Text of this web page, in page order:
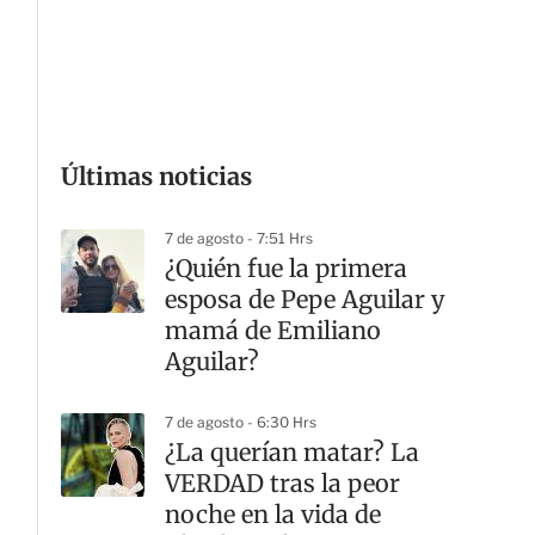
Últimas noticias
7 de agosto - 7:51 Hrs
¿Quién fue la primera
esposa de Pepe Aguilar y
mamá de Emiliano
Aguilar?
7 de agosto - 6:30 Hrs
¿La querían matar? La
VERDAD tras la peor
noche en la vida de